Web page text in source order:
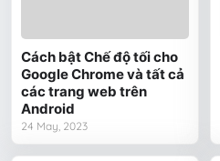
Cách bật Chế độ tối cho
Google Chrome và tất cả
các trang web trên
Android
24 May, 2023